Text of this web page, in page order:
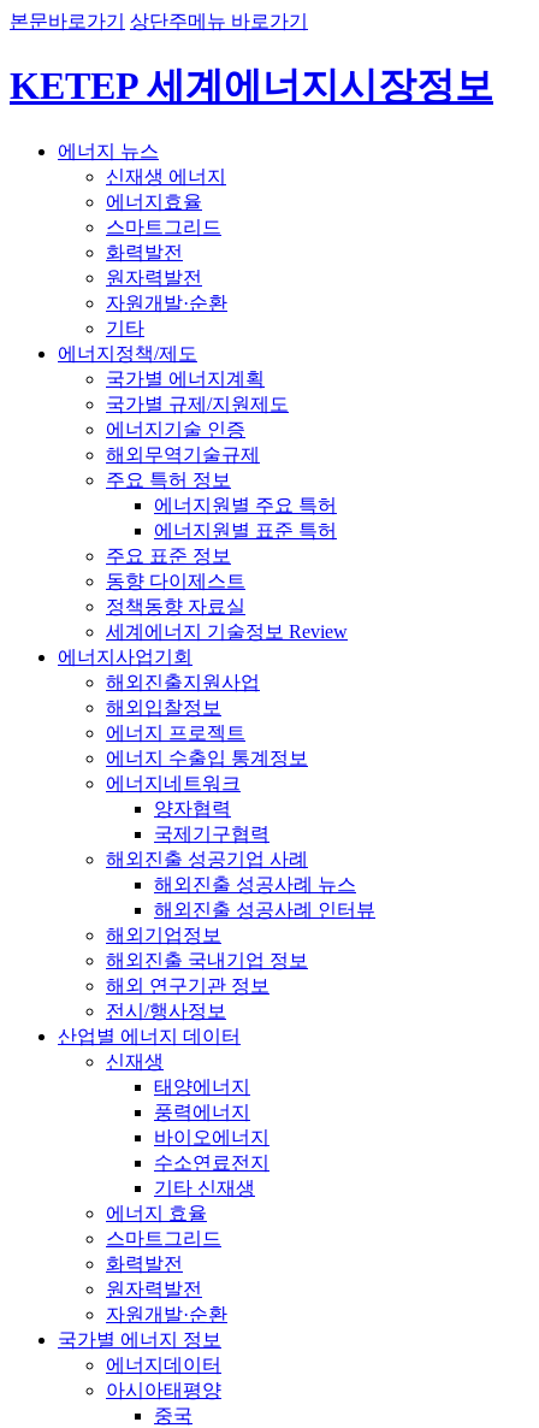
본문바로가기 상단주메뉴 바로가기
KETEP 세계에너지시장정보
에너지 뉴스
신재생 에너지
에너지효율
스마트그리드
화력발전
원자력발전
자원개발·순환
기타
에너지정책/제도
국가별 에너지계획
국가별 규제/지원제도
에너지기술 인증
해외무역기술규제
주요 특허 정보
에너지원별 주요 특허
에너지원별 표준 특허
주요 표준 정보
동향 다이제스트
정책동향 자료실
세계에너지 기술정보 Review
에너지사업기회
해외진출지원사업
해외입찰정보
에너지 프로젝트
에너지 수출입 통계정보
에너지네트워크
양자협력
국제기구협력
해외진출 성공기업 사례
해외진출 성공사례 뉴스
해외진출 성공사례 인터뷰
해외기업정보
해외진출 국내기업 정보
해외 연구기관 정보
전시/행사정보
산업별 에너지 데이터
신재생
태양에너지
풍력에너지
바이오에너지
수소연료전지
기타 신재생
에너지 효율
스마트그리드
화력발전
원자력발전
자원개발·순환
국가별 에너지 정보
에너지데이터
아시아태평양
중국